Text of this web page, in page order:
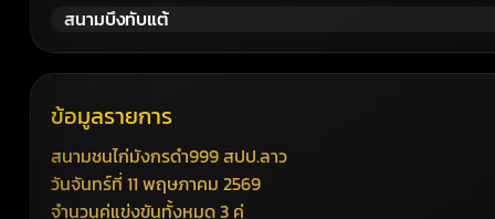
สนามบึงทับแต้
ข้อมูลรายการ
สนามชนไก่มังกรดำ999 สปป.ลาว
วันจันทร์ที่ 11 พฤษภาคม 2569
จำนวนคู่แข่งขันทั้งหมด 3 คู่